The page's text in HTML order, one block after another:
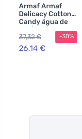
Armaf Armaf
Delicacy Cotton
Candy água de
perfume
unissexo
37,32 €
26,14 €
-30%